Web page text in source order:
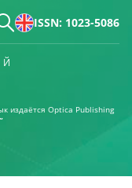
ISSN: 1023-5086
издаётся Optica Publishing